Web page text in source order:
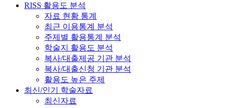
RISS 활용도 분석
자료 현황 통계
최근 이용통계 분석
주제별 활용통계 분석
학술지 활용도 분석
복사/대출제공 기관 분석
복사/대출신청 기관 분석
활용도 높은 주제
최신/인기 학술자료
최신자료